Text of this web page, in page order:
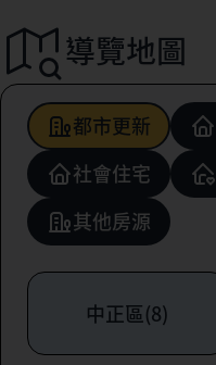
導覽地圖
都市更新
社會住宅
其他房源
中正區(8)